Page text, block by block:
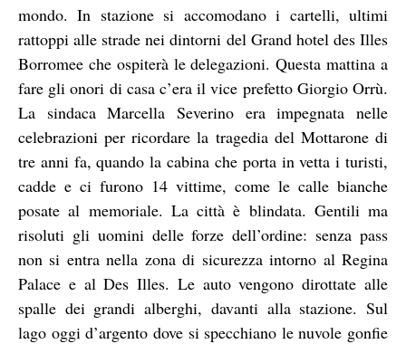
mondo. In stazione si accomodano i cartelli, ultimi
rattoppi alle strade nei dintorni del Grand hotel des Illes
Borromee che ospiterà le delegazioni. Questa mattina a
fare gli onori di casa c’era il vice prefetto Giorgio Orrù.
La sindaca Marcella Severino era impegnata nelle
celebrazioni per ricordare la tragedia del Mottarone di
tre anni fa, quando la cabina che porta in vetta i turisti,
cadde e ci furono 14 vittime, come le calle bianche
posate al memoriale. La città è blindata. Gentili ma
risoluti gli uomini delle forze dell’ordine: senza pass
non si entra nella zona di sicurezza intorno al Regina
Palace e al Des Illes. Le auto vengono dirottate alle
spalle dei grandi alberghi, davanti alla stazione. Sul
lago oggi d’argento dove si specchiano le nuvole gonfie